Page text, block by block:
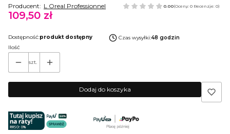
Producent: L Oreal Professionnel 0.00(Oceny: 0 Recenzje: 0)
Cena
109,50 zł
Dostępność:produkt dostępny Czas wysyłki:48 godzin
Ilość
szt.
Dodaj do koszyka